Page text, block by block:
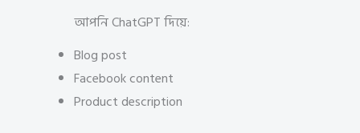
আপনি ChatGPT দিয়ে:
Blog post
Facebook content
Product description